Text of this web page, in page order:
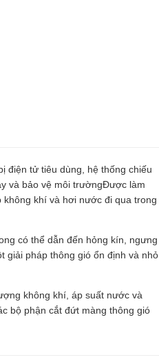
điện tử tiêu dùng, hệ thống chiếu
và bảo vệ môi trườngĐược làm
khí và hơi nước đi qua trong
có thể dẫn đến hỏng kín, ngưng
giải pháp thông gió ổn định và nhỏ
không khí, áp suất nước và
bộ phận cắt đứt màng thông gió